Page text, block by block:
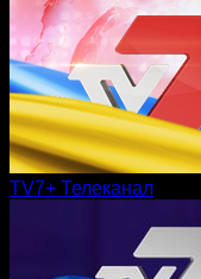
TV7+ Телеканал